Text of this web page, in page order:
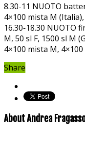
8.30-11 NUOTO
4×100 mista M
16.30-18.30 NUOTO
M, 50 sl F, 1500 sl M
4×100 mista M,
Share
About Andrea